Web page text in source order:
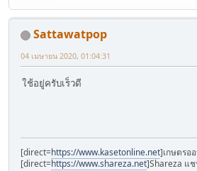
Sattawatpop
04 เมษายน 2020, 01:04:31
ใช้อยู่ครับเร็วดี
[direct=https://www.kasetonline.net]เกษตรอ
[direct=https://www.shareza.net]Shareza แ